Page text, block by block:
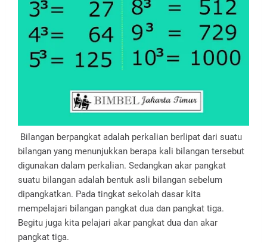
Bilangan berpangkat adalah perkalian berlipat dari suatu
bilangan yang menunjukkan berapa kali bilangan tersebut
digunakan dalam perkalian. Sedangkan akar pangkat
suatu bilangan adalah bentuk asli bilangan sebelum
dipangkatkan. Pada tingkat sekolah dasar kita
mempelajari bilangan pangkat dua dan pangkat tiga.
Begitu juga kita pelajari akar pangkat dua dan akar
pangkat tiga.